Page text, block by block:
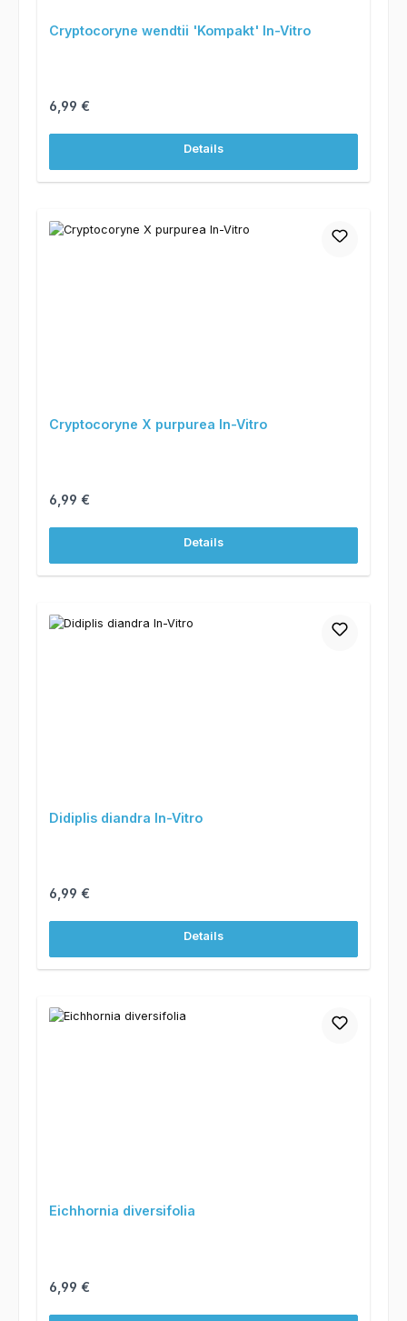
Cryptocoryne wendtii 'Kompakt' In-Vitro
Regulärer Preis:
6,99 €
Details
Cryptocoryne X purpurea In-Vitro
Regulärer Preis:
6,99 €
Details
Didiplis diandra In-Vitro
Regulärer Preis:
6,99 €
Details
Eichhornia diversifolia
Regulärer Preis:
6,99 €